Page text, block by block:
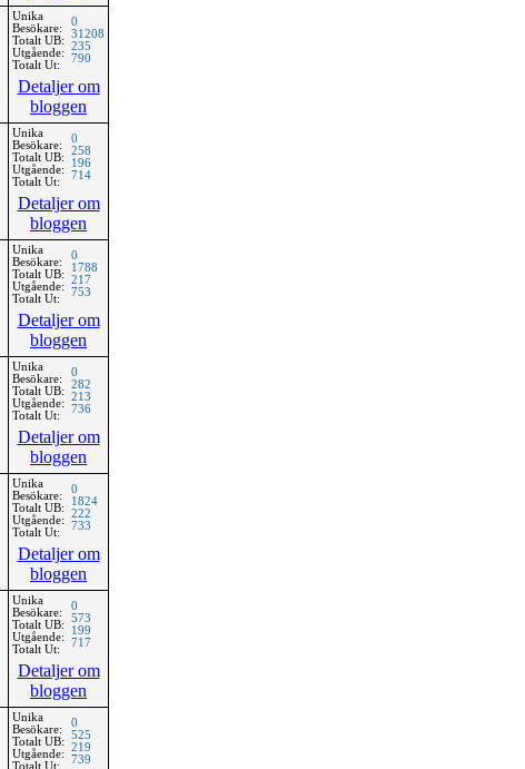
Unika
Besökare:
Totalt UB:
Utgående:
Totalt Ut:
0
31208
235
790
Detaljer om
bloggen
Unika
Besökare:
Totalt UB:
Utgående:
Totalt Ut:
0
258
196
714
Detaljer om
bloggen
Unika
Besökare:
Totalt UB:
Utgående:
Totalt Ut:
0
1788
217
753
Detaljer om
bloggen
Unika
Besökare:
Totalt UB:
Utgående:
Totalt Ut:
0
282
213
736
Detaljer om
bloggen
Unika
Besökare:
Totalt UB:
Utgående:
Totalt Ut:
0
1824
222
733
Detaljer om
bloggen
Unika
Besökare:
Totalt UB:
Utgående:
Totalt Ut:
0
573
199
717
Detaljer om
bloggen
Unika
Besökare:
Totalt UB:
Utgående:
Totalt Ut:
0
525
219
739